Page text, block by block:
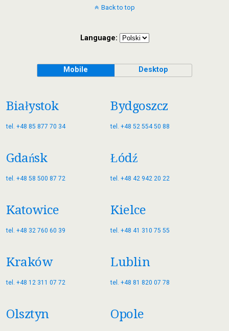
Back to top
Language:
Mobile Desktop
Białystok
tel. +48 85 877 70 34
Bydgoszcz
tel. +48 52 554 50 88
Gdańsk
tel. +48 58 500 87 72
Łódź
tel. +48 42 942 20 22
Katowice
tel. +48 32 760 60 39
Kielce
tel. +48 41 310 75 55
Kraków
tel. +48 12 311 07 72
Lublin
tel. +48 81 820 07 78
Olsztyn Opole